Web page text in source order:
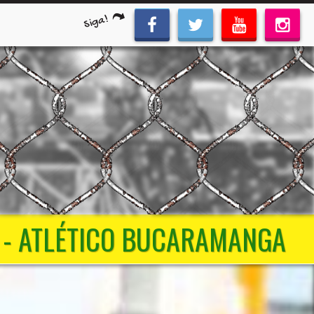
Siga!
ATLÉTICO BUCARAMANGA